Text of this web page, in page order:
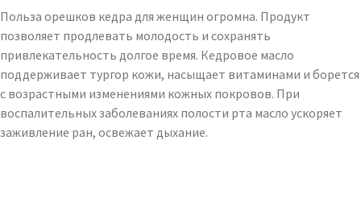
Польза орешков кедра для женщин огромна. Продукт
позволяет продлевать молодость и сохранять
привлекательность долгое время. Кедровое масло
поддерживает тургор кожи, насыщает витаминами и борется
с возрастными изменениями кожных покровов. При
воспалительных заболеваниях полости рта масло ускоряет
заживление ран, освежает дыхание.